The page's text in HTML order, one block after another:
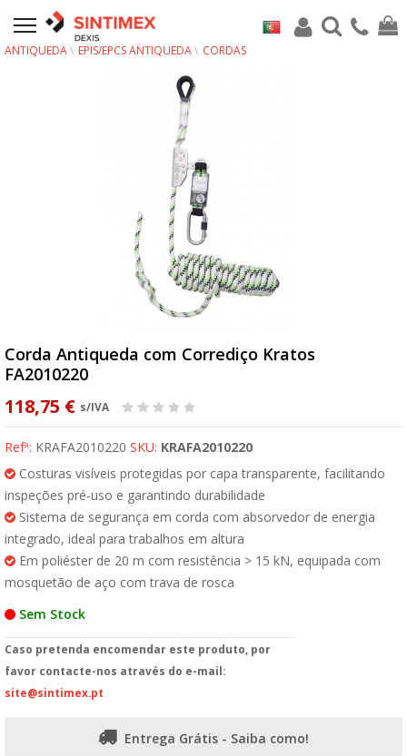
ANTIQUEDA EPIS/EPCS ANTIQUEDA CORDAS
Corda Antiqueda com Corrediço Kratos
FA2010220
118,75 € s/IVA
Refª: KRAFA2010220 SKU: KRAFA2010220
Costuras visíveis protegidas por capa transparente, facilitando
inspeções pré-uso e garantindo durabilidade
Sistema de segurança em corda com absorvedor de energia
integrado, ideal para trabalhos em altura
Em poliéster de 20 m com resistência > 15 kN, equipada com
mosquetão de aço com trava de rosca
Sem Stock
Caso pretenda encomendar este produto, por
favor contacte-nos através do e-mail:
site@sintimex.pt
Entrega Grátis - Saiba como!